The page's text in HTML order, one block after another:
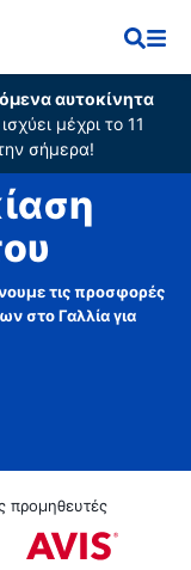
αυτοκίνητα
μέχρι το 11
σήμερα!
τις προσφορές
στο Γαλλία για
προμηθευτές